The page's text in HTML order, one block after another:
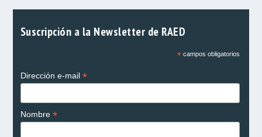
Suscripción a la Newsletter de RAED
*campos obligatorios
Dirección e-mail *
Nombre *